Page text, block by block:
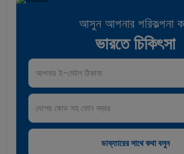
আসুন আপনার পরিকল্পনা
ভারতে চিকিৎসা